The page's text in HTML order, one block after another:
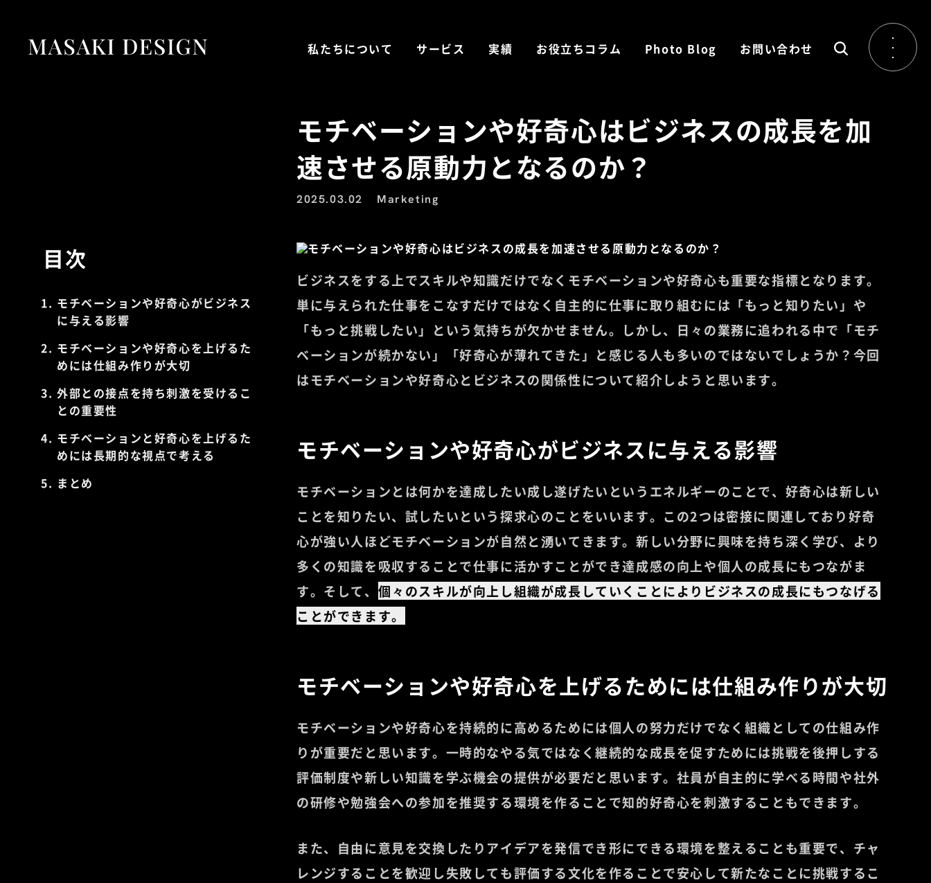
私たちについて サービス 実績 お役立ちコラム Photo Blog お問い合わせ
モチベーションや好奇心はビジネスの成長を加
速させる原動力となるのか？
2025.03.02 Marketing
目次
モチベーションや好奇心がビジネス
に与える影響
モチベーションや好奇心を上げるた
めには仕組み作りが大切
外部との接点を持ち刺激を受けるこ
との重要性
モチベーションと好奇心を上げるた
めには長期的な視点で考える
まとめ
ビジネスをする上でスキルや知識だけでなくモチベーションや好奇心も重要な指標となります。
単に与えられた仕事をこなすだけではなく自主的に仕事に取り組むには「もっと知りたい」や
「もっと挑戦したい」という気持ちが欠かせません。しかし、日々の業務に追われる中で「モチ
ベーションが続かない」「好奇心が薄れてきた」と感じる人も多いのではないでしょうか？今回
はモチベーションや好奇心とビジネスの関係性について紹介しようと思います。
モチベーションや好奇心がビジネスに与える影響
モチベーションとは何かを達成したい成し遂げたいというエネルギーのことで、好奇心は新しい
ことを知りたい、試したいという探求心のことをいいます。この2つは密接に関連しており好奇
心が強い人ほどモチベーションが自然と湧いてきます。新しい分野に興味を持ち深く学び、より
多くの知識を吸収することで仕事に活かすことができ達成感の向上や個人の成長にもつながま
す。そして、 個々のスキルが向上し組織が成長していくことによりビジネスの成長にもつなげる
ことができます。
モチベーションや好奇心を上げるためには仕組み作りが大切
モチベーションや好奇心を持続的に高めるためには個人の努力だけでなく組織としての仕組み作
りが重要だと思います。一時的なやる気ではなく継続的な成長を促すためには挑戦を後押しする
評価制度や新しい知識を学ぶ機会の提供が必要だと思います。社員が自主的に学べる時間や社外
の研修や勉強会への参加を推奨する環境を作ることで知的好奇心を刺激することもできます。
また、自由に意見を交換したりアイデアを発信でき形にできる環境を整えることも重要で、チャ
レンジすることを歓迎し失敗しても評価する文化を作ることで安心して新たなことに挑戦するこ